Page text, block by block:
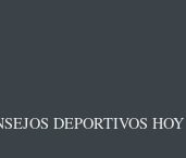
DEPORTIVOS HOY